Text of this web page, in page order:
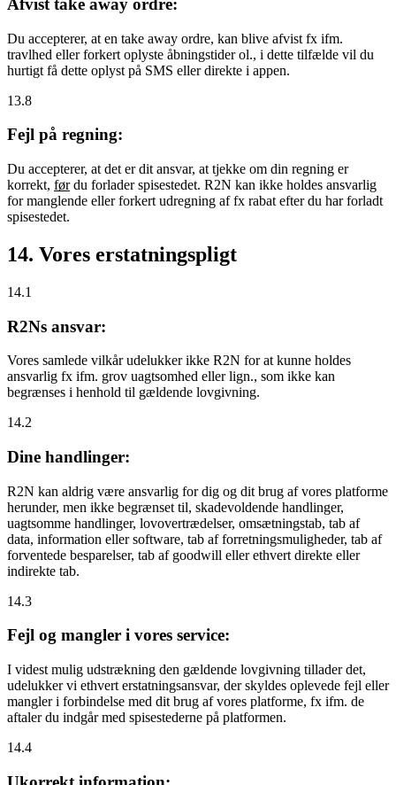
Afvist take away ordre:
Du accepterer, at en take away ordre, kan blive afvist fx ifm.
travlhed eller forkert oplyste åbningstider ol., i dette tilfælde vil du
hurtigt få dette oplyst på SMS eller direkte i appen.
13.8
Fejl på regning:
Du accepterer, at det er dit ansvar, at tjekke om din regning er
korrekt, førdu forlader spisestedet. R2N kan ikke holdes ansvarlig
for manglende eller forkert udregning af fx rabat efter du har forladt
spisestedet.
14. Vores erstatningspligt
14.1
R2Ns ansvar:
Vores samlede vilkår udelukker ikke R2N for at kunne holdes
ansvarlig fx ifm. grov uagtsomhed eller lign., som ikke kan
begrænses i henhold til gældende lovgivning.
14.2
Dine handlinger:
R2N kan aldrig være ansvarlig for dig og dit brug af vores platforme
herunder, men ikke begrænset til, skadevoldende handlinger,
uagtsomme handlinger, lovovertrædelser, omsætningstab, tab af
data, information eller software, tab af forretningsmuligheder, tab af
forventede besparelser, tab af goodwill eller ethvert direkte eller
indirekte tab.
14.3
Fejl og mangler i vores service:
I videst mulig udstrækning den gældende lovgivning tillader det,
udelukker vi ethvert erstatningsansvar, der skyldes oplevede fejl eller
mangler i forbindelse med dit brug af vores platforme, fx ifm. de
aftaler du indgår med spisestederne på platformen.
14.4